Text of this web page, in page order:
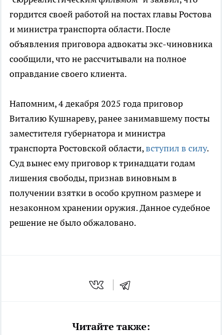
гордится своей работой на постах главы Ростова
и министра транспорта области. После
объявления приговора адвокаты экс-чиновника
сообщили, что не рассчитывали на полное
оправдание своего клиента.
Напомним, 4 декабря 2025 года приговор
Виталию Кушнареву, ранее занимавшему посты
заместителя губернатора и министра
транспорта Ростовской области,вступил в силу.
Суд вынес ему приговор к тринадцати годам
лишения свободы, признав виновным в
получении взятки в особо крупном размере и
незаконном хранении оружия. Данное судебное
решение не было обжаловано.
Читайте также: